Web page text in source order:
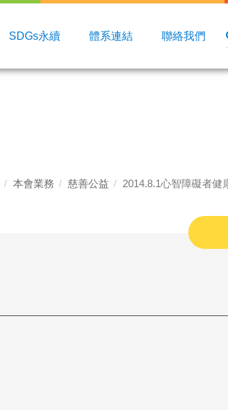
SDGs永續 體系連結 聯絡我們
本會業務 慈善公益 2014.8.1心智障礙者健